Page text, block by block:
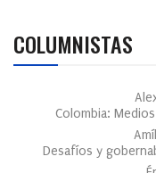
COLUMNISTAS
Colombia:
Desafíos y